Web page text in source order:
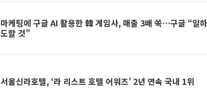
마케팅에 구글 AI 활용한 韓 게임사, 매출 3배 쑥⋯구글 “일
도할 것”
서울신라호텔, ‘라 리스트 호텔 어워즈’ 2년 연속 국내 1위